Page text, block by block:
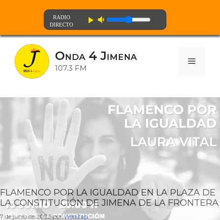
Saltar
contenido
play_arrow volume_down
Onda 4 Jimena
107.3 FM
Menú
FLAMENCO POR LA IGUALDAD EN LA PLAZA DE
LA CONSTITUCIÓN DE JIMENA DE LA FRONTERA
7 de junio de 2023 porWebZap